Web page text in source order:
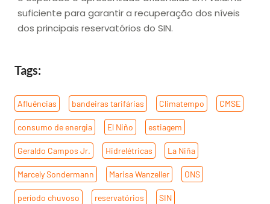
suficiente para garantir a recuperação dos níveis
dos principais reservatórios do SIN.
Tags:
Afluências bandeiras tarifárias Climatempo CMSE
consumo de energia El Niño estiagem
Geraldo Campos Jr. Hidrelétricas La Niña
Marcely Sondermann Marisa Wanzeller ONS
período chuvoso reservatórios SIN